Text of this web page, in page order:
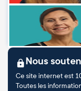
Nous
Ce site internet est
Toutes les